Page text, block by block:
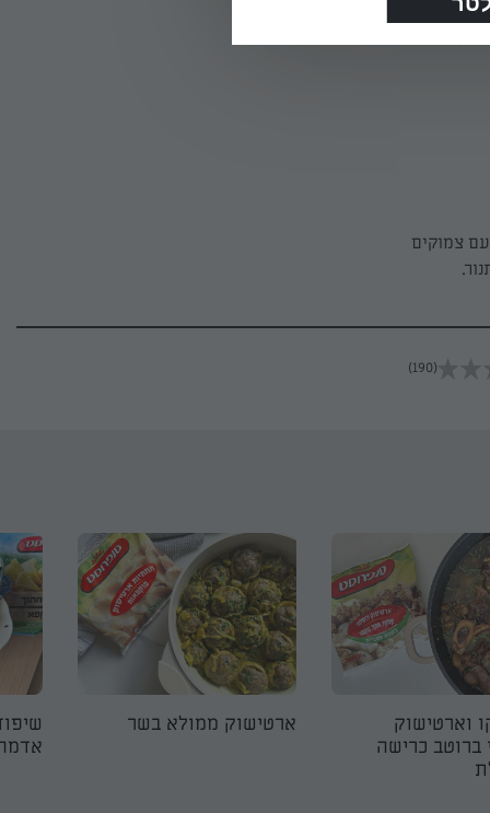
15 דקות או חצי שעה נוספת עד
צמוקים
(190)
וארטישוק
ברוטב כרישה
ארטישוק ממולא בשר